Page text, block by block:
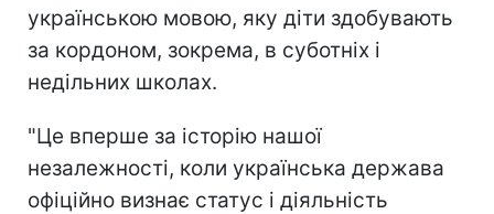
українською мовою, яку діти здобувають
за кордоном, зокрема, в суботніх і
недільних школах.
"Це вперше за історію нашої
незалежності, коли українська держава
офіційно визнає статус і діяльність